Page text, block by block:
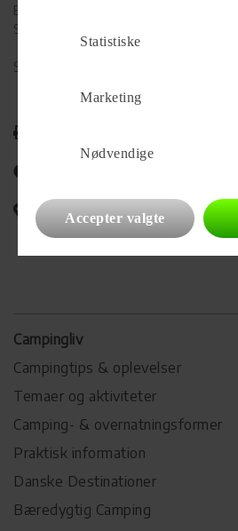
Eventyrvej 18-22
9700 Brønderslev
Se alle
Campingvognens placering
Campingliv
Campingtips & oplevelser
Temaer og aktiviteter
Camping- & overnatningsformer
Praktisk information
Danske Destinationer
Bæredygtig Camping
Statistiske
Marketing
Nødvendige
Accepter valgte